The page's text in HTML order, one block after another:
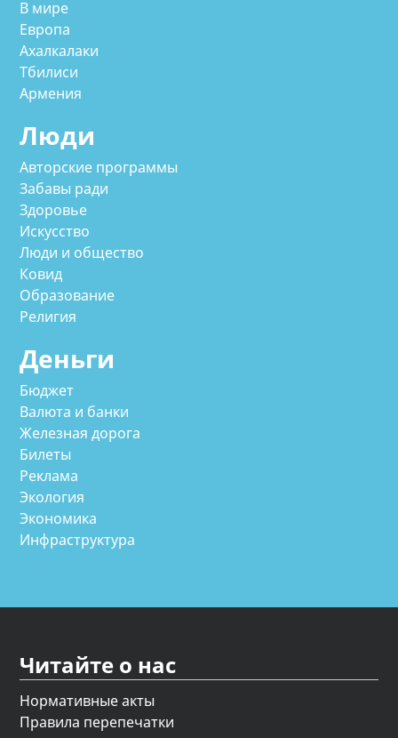
В мире
Европа
Ахалкалаки
Тбилиси
Армения
Люди
Авторские программы
Забавы ради
Здоровье
Искусство
Люди и общество
Ковид
Образование
Религия
Деньги
Бюджет
Валюта и банки
Железная дорога
Билеты
Реклама
Экология
Экономика
Инфраструктура
Читайте о нас
Нормативные акты
Правила перепечатки